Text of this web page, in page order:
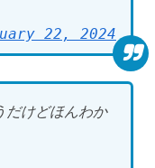
22, 2024
だけどほんわか